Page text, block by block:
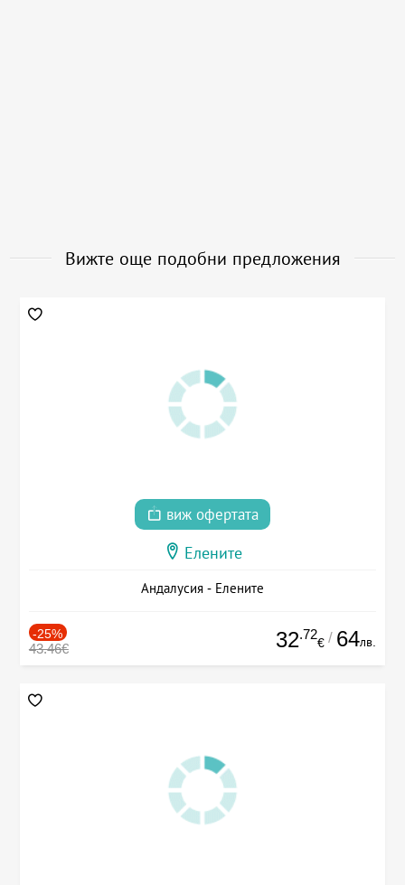
Вижте още подобни предложения
виж офертата
Елените
Андалусия - Елените
-25%
43.46€ 32.72
€ / 64лв.